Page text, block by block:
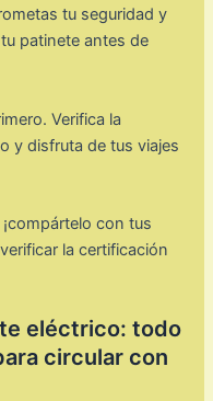
tu seguridad y
patinete antes de
Verifica la
y disfruta de tus viajes
con tus
la certificación
eléctrico: todo
circular con